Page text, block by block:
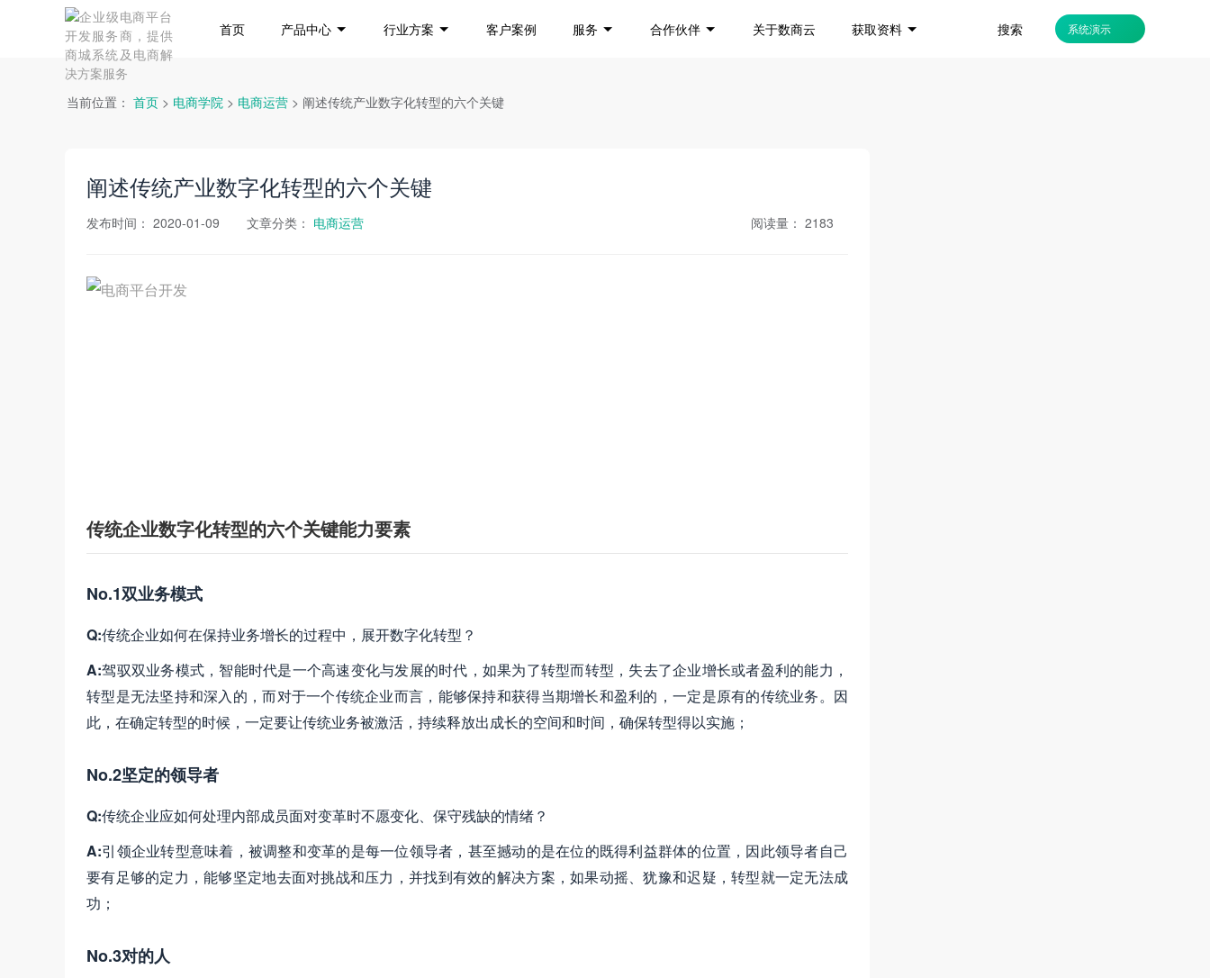
首页 产品中心 行业方案 客户案例 服务 合作伙伴 关于数商云 获取资料 搜索 系统演示
当前位置： 首页 > 电商学院 > 电商运营 > 阐述传统产业数字化转型的六个关键
阐述传统产业数字化转型的六个关键
发布时间： 2020-01-09 文章分类： 电商运营 阅读量： 2183
传统企业数字化转型的六个关键能力要素
No.1双业务模式
Q:传统企业如何在保持业务增长的过程中，展开数字化转型？
A:驾驭双业务模式，智能时代是一个高速变化与发展的时代，如果为了转型而转型，失去了企业增长或者盈利的能力，
转型是无法坚持和深入的，而对于一个传统企业而言，能够保持和获得当期增长和盈利的，一定是原有的传统业务。因
此，在确定转型的时候，一定要让传统业务被激活，持续释放出成长的空间和时间，确保转型得以实施；
No.2坚定的领导者
Q:传统企业应如何处理内部成员面对变革时不愿变化、保守残缺的情绪？
A:引领企业转型意味着，被调整和变革的是每一位领导者，甚至撼动的是在位的既得利益群体的位置，因此领导者自己
要有足够的定力，能够坚定地去面对挑战和压力，并找到有效的解决方案，如果动摇、犹豫和迟疑，转型就一定无法成
功；
No.3对的人